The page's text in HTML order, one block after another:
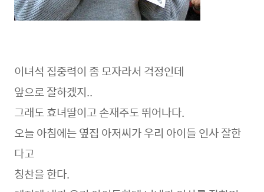
이녀석 집중력이 좀 모자라서 걱정인데
앞으로 잘하겠지..
그래도 효녀딸이고 손재주도 뛰어나다.
오늘 아침에는 옆집 아저씨가 우리 아이들 인사 잘한
다고
칭찬을 한다.